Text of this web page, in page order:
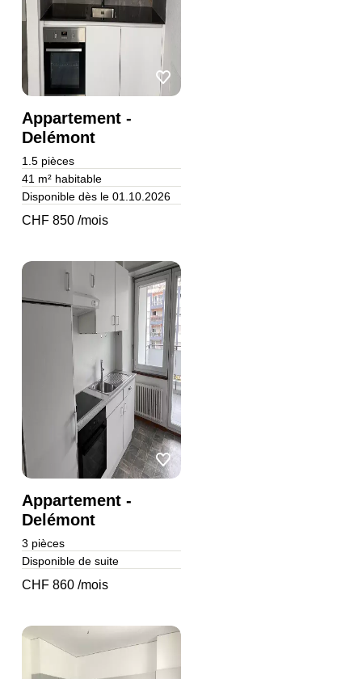
Appartement -
Delémont
1.5pièces
41 m²habitable
Disponible dès le 01.10.2026
CHF 850 /mois
Appartement -
Delémont
3 pièces
Disponible de suite
CHF 860 /mois